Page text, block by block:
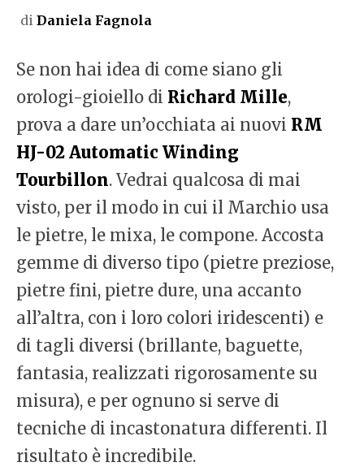
di Daniela Fagnola
Se non hai idea di come siano gli
orologi-gioiello di Richard Mille,
prova a dare un’occhiata ai nuovi RM
HJ-02 Automatic Winding
Tourbillon. Vedrai qualcosa di mai
visto, per il modo in cui il Marchio usa
le pietre, le mixa, le compone. Accosta
gemme di diverso tipo (pietre preziose,
pietre fini, pietre dure, una accanto
all’altra, con i loro colori iridescenti) e
di tagli diversi (brillante, baguette,
fantasia, realizzati rigorosamente su
misura), e per ognuno si serve di
tecniche di incastonatura differenti. Il
risultato è incredibile.